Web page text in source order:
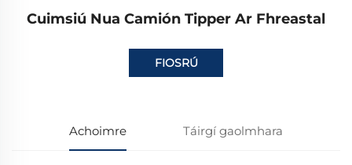
Cuimsiú Nua Camión Tipper Ar Fhreastal
FIOSRÚ
Achoimre Táirgí gaolmhara